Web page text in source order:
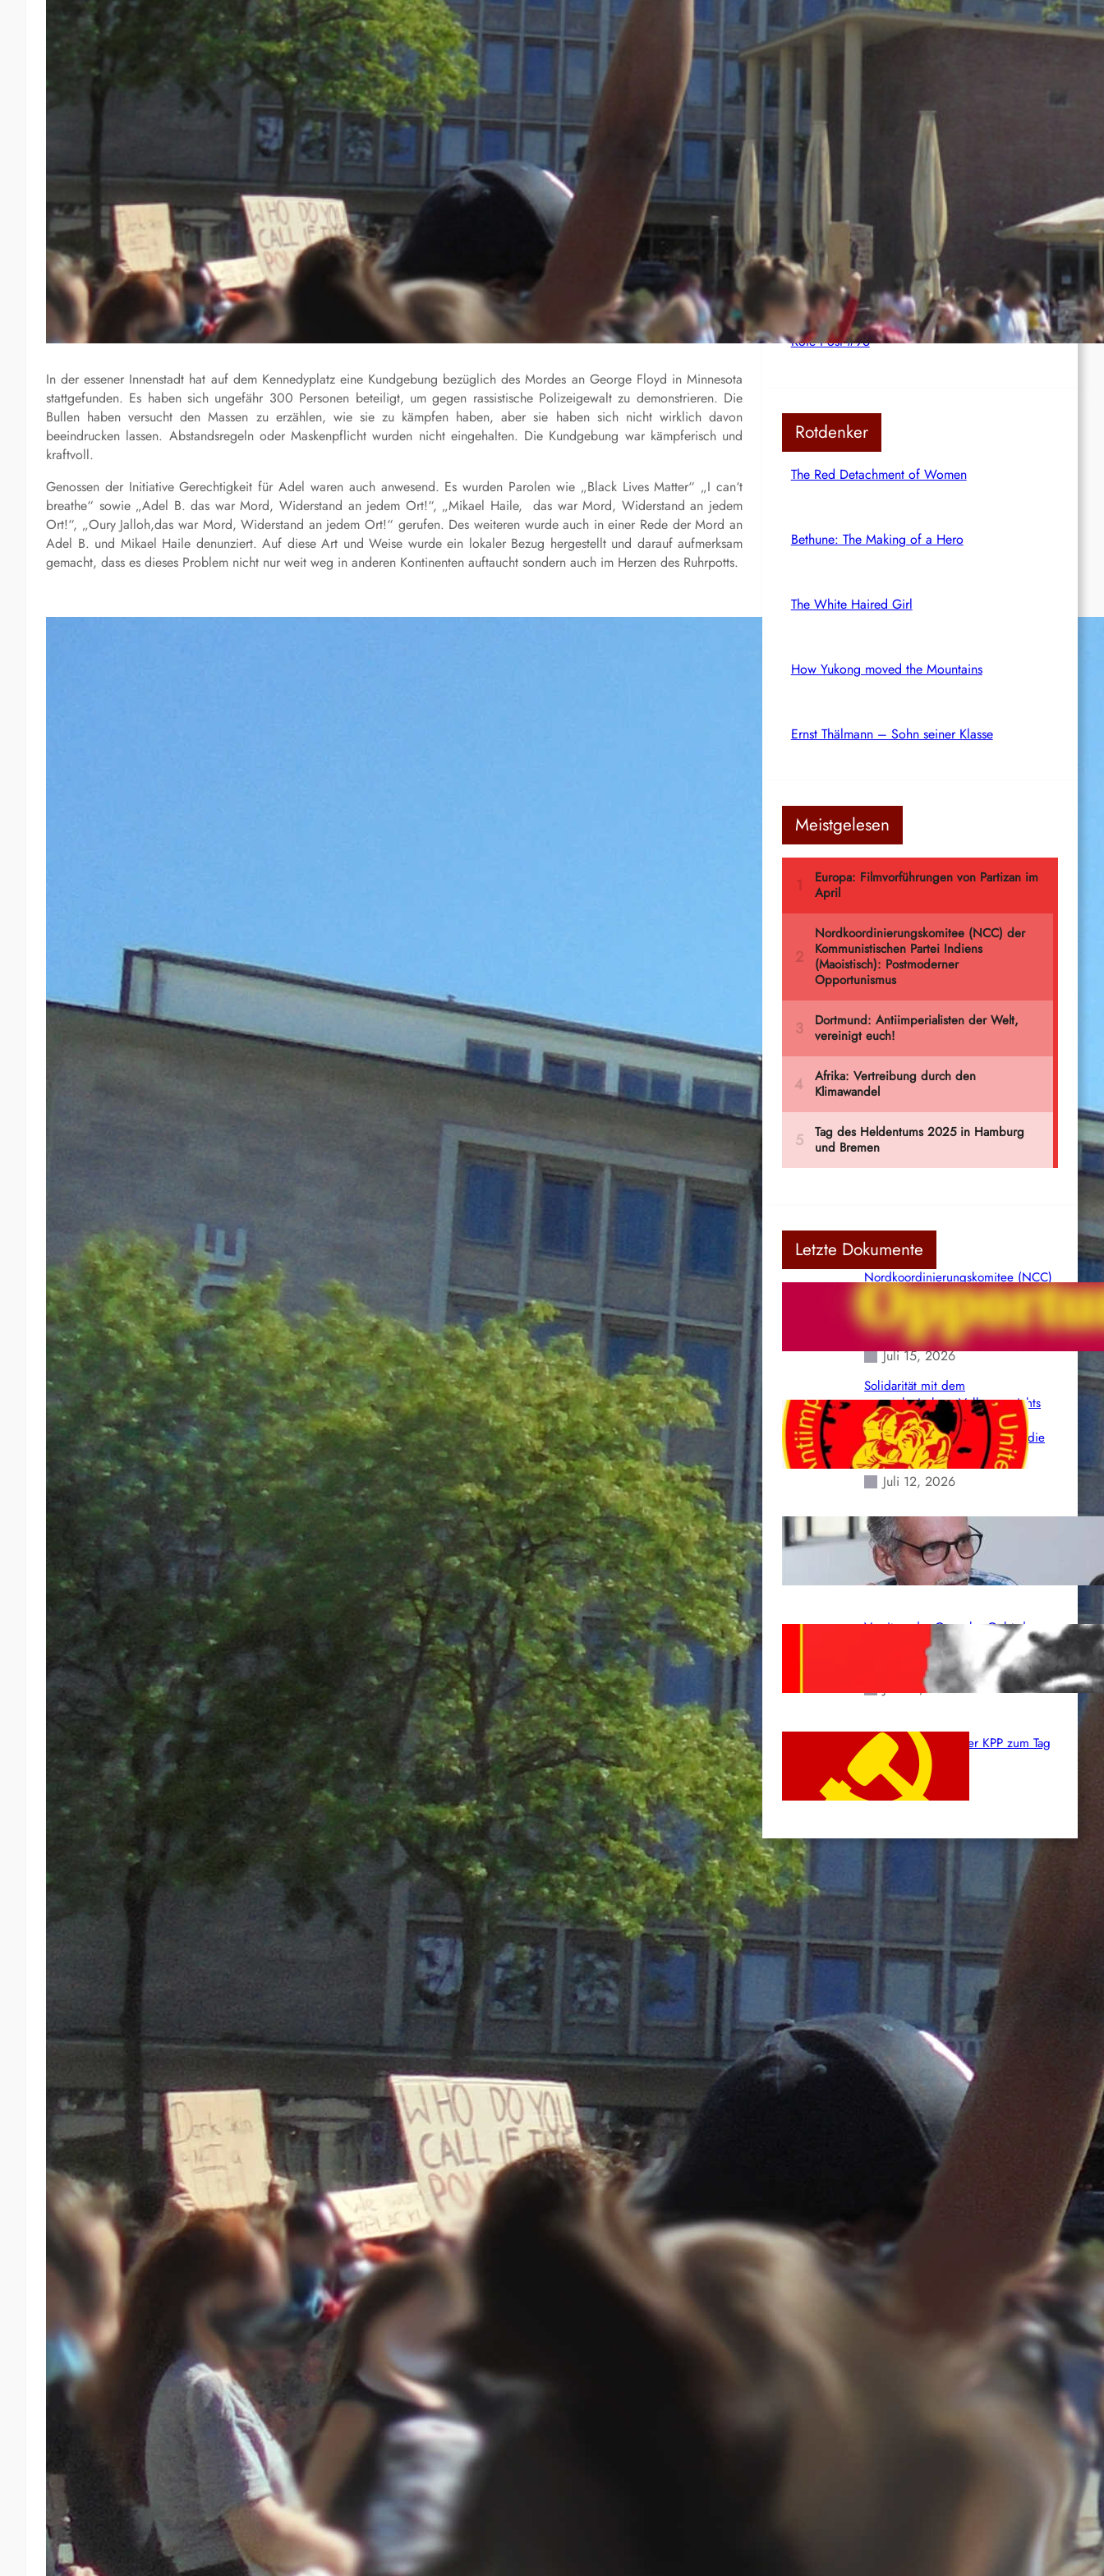
In der essener Innenstadt hat auf dem Kennedyplatz eine Kundgebung bezüglich des Mordes an George Floyd in Minnesota
stattgefunden. Es haben sich ungefähr 300 Personen beteiligt, um gegen rassistische Polizeigewalt zu demonstrieren. Die
Bullen haben versucht den Massen zu erzählen, wie sie zu kämpfen haben, aber sie haben sich nicht wirklich davon
beeindrucken lassen. Abstandsregeln oder Maskenpflicht wurden nicht eingehalten. Die Kundgebung war kämpferisch und
kraftvoll.
Genossen der Initiative Gerechtigkeit für Adel waren auch anwesend. Es wurden Parolen wie „Black Lives Matter“ „I can‘t
breathe“ sowie „Adel B. das war Mord, Widerstand an jedem Ort!“, „Mikael Haile, das war Mord, Widerstand an jedem
Ort!“, „Oury Jalloh,das war Mord, Widerstand an jedem Ort!“ gerufen. Des weiteren wurde auch in einer Rede der Mord an
Adel B. und Mikael Haile denunziert. Auf diese Art und Weise wurde ein lokaler Bezug hergestellt und darauf aufmerksam
gemacht, dass es dieses Problem nicht nur weit weg in anderen Kontinenten auftaucht sondern auch im Herzen des Ruhrpotts.
ist seit 200 Tagen in Haft – die Solidarität
International: Aufruf zu einer
Solidaritätswoche mit anarchistischen
Gefangenen vom 23. bis 30. August 2026
Deutschland: Der Inlandsgeheimdienst ermittelt
gegen „Prosfygika“
Rote Post #96
Rotdenker
The Red Detachment of Women
Bethune: The Making of a Hero
The White Haired Girl
How Yukong moved the Mountains
Ernst Thälmann – Sohn seiner Klasse
Meistgelesen
Letzte Dokumente
Nordkoordinierungskomitee (NCC)
der Kommunistischen Partei Indiens
(Maoistisch): Postmoderner
Opportunismus
Juli 15, 2026
Solidarität mit dem
venezolanischem Volk angesichts
der verlorenen Leben und der
katastrophalen Situation durch die
Erdbeben des 24. Juni!
Juli 12, 2026
Indien: „Die Politik der
Kapitulation“ von K. Murali (Ajith)
Juli 1, 2026
Vorsitzender Gonzalo: Gebt das
Leben für die Partei und die
Juni 19, 2026
Beschluss des ZK der KPP zum Tag
des Heldentums
Juni 19, 2026